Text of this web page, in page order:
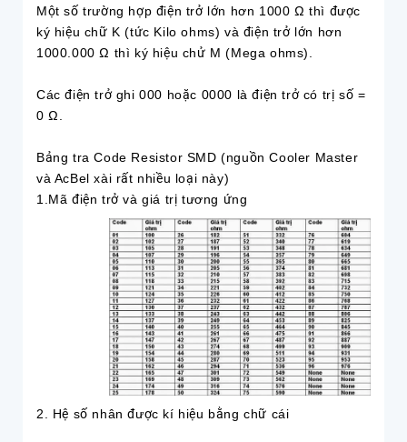
Một số trường hợp điện trở lớn hơn 1000 Ω thì được
ký hiệu chữ K (tức Kilo ohms) và điện trở lớn hơn
1000.000 Ω thì ký hiệu chử M (Mega ohms).
Các điện trở ghi 000 hoặc 0000 là điện trở có trị số =
0 Ω.
Bảng tra Code Resistor SMD (nguồn Cooler Master
và AcBel xài rất nhiều loại này)
1.Mã điện trở và giá trị tương ứng
2. Hệ số nhân được kí hiệu bằng chữ cái